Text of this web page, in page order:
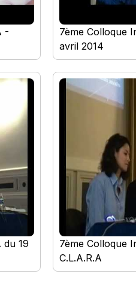
-
7ème Colloque
avril 2014
du 19
7ème Colloque
C.L.A.R.A